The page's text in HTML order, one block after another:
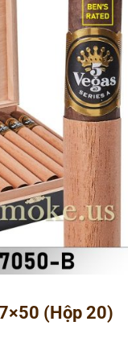
(Hộp 20)